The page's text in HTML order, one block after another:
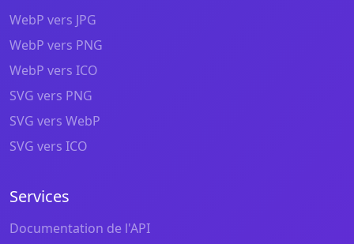
WebP vers JPG
WebP vers PNG
WebP vers ICO
SVG vers PNG
SVG vers WebP
SVG vers ICO
Services
Documentation de l'API